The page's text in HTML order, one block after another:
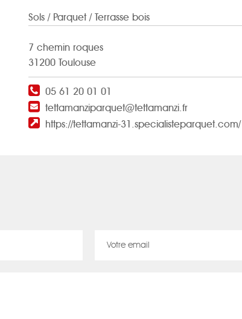
Sols / Parquet / Terrasse bois
7 chemin roques
31200 Toulouse
05 61 20 01 01
tettamanziparquet@tettamanzi.fr
https://tettamanzi-31.specialisteparquet.com/